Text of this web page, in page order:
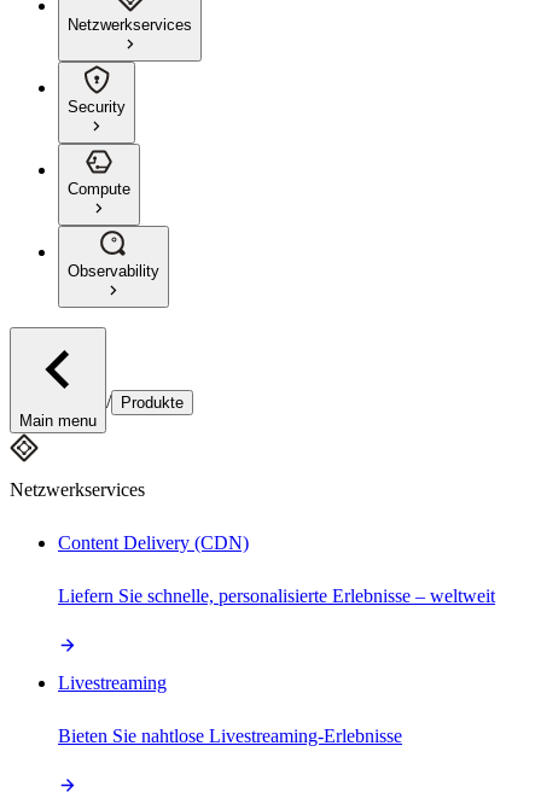
Netzwerkservices
Security
Compute
Observability
Main menu
/ Produkte
Netzwerkservices
Content Delivery (CDN)
Liefern Sie schnelle, personalisierte Erlebnisse – weltweit
Livestreaming
Bieten Sie nahtlose Livestreaming-Erlebnisse